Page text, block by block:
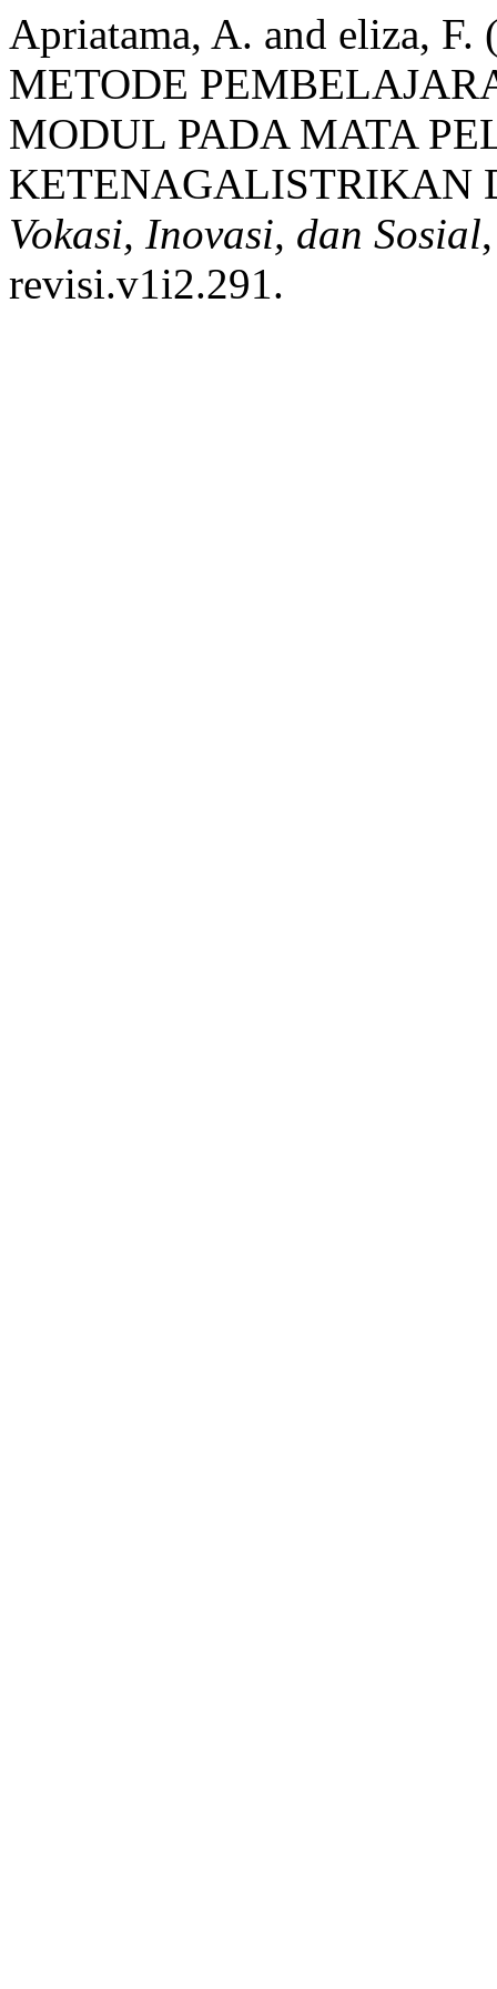
Apriatama, A. and eliza,
METODE
MODUL PADA MATA
KETENAGALISTRIKAN
Vokasi, Inovasi, dan Sosial
revisi.v1i2.291.